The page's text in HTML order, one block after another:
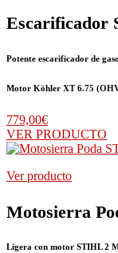
Escarificador
Potente escarificador de
Motor Köhler XT 6.75
779,00€
VER PRODUCTO
Ver producto
Motosierra
Ligera con motor STIHL 2